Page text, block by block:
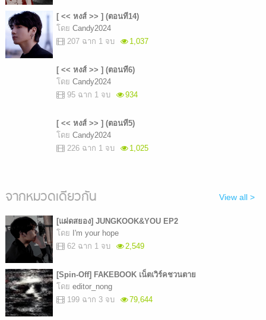
[ << หงส์ >> ] (ตอนที14)
โดย Candy2024
207 ฉาก 1 จบ
1,037
[ << หงส์ >> ] (ตอนที6)
โดย Candy2024
95 ฉาก 1 จบ
934
[ << หงส์ >> ] (ตอนที5)
โดย Candy2024
226 ฉาก 1 จบ
1,025
จากหมวดเดียวกัน View all >
[แฝดสยอง] JUNGKOOK&YOU EP2
โดย I'm your hope
62 ฉาก 1 จบ
2,549
[Spin-Off] FAKEBOOK เน็ตเวิร์คชวนตาย
โดย editor_nong
199 ฉาก 3 จบ
79,644